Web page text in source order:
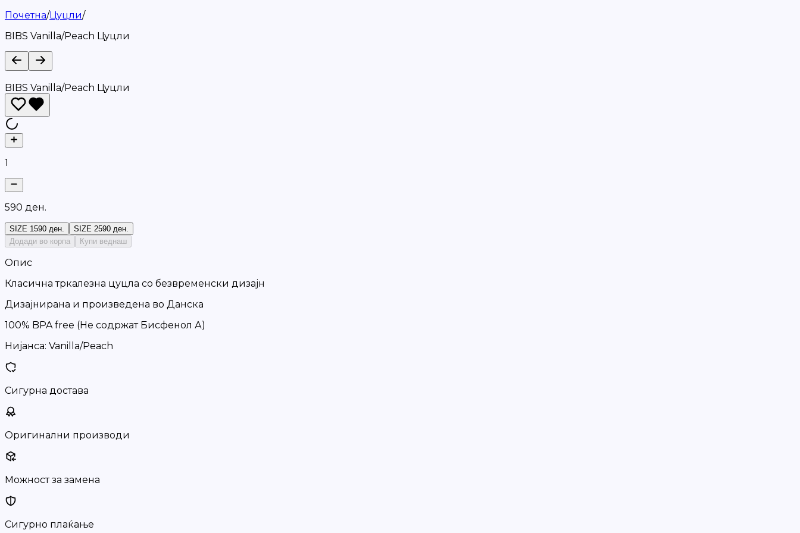
Почетна/Цуцли/
BIBS Vanilla/Peach Цуцли
BIBS Vanilla/Peach Цуцли
1
590 ден.
SIZE 1590 ден. SIZE 2590 ден.
Додади во корпа
Купи веднаш
Опис
Класична тркалезна цуцла со безвременски дизајн
Дизајнирана и произведена во Данска
100% BPA free (Не содржат Бисфенол А)
Нијанса: Vanilla/Peach
Сигурна достава
Оригинални производи
Можност за замена
Сигурно плаќање